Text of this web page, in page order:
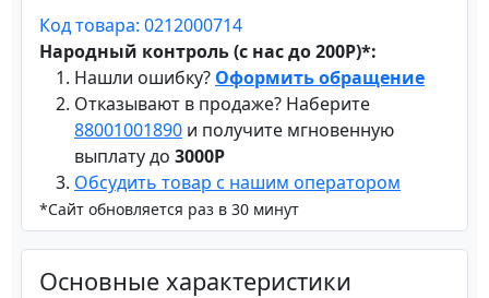
Код товара: 0212000714
Народный контроль (с нас до 200Р)*:
Нашли ошибку? Оформить обращение
Отказывают в продаже? Наберите
88001001890 и получите мгновенную
выплату до 3000Р
Обсудить товар с нашим оператором
*Сайт обновляется раз в 30 минут
Основные характеристики